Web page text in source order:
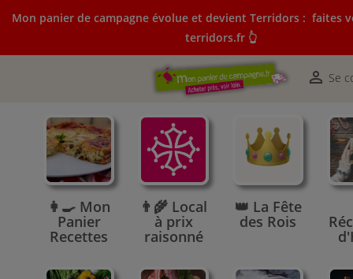
Mon panier de campagne évolue et devient Terridors : faites
terridors.fr 👆
 Se
Mon panier de campagne évolue et devient Terridors:
courses sur terridors.fr 👆
👩‍🍳 Mon
Panier
Recettes
👨‍🌾 Local
à prix
raisonné
👑 La Fête
des Rois